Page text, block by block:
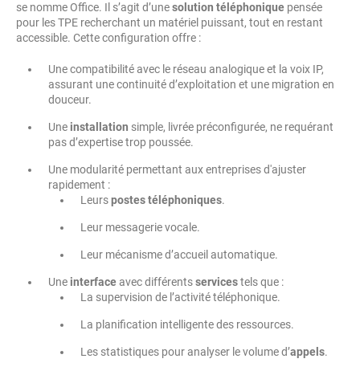
se nomme Office. Il s’agit d’unesolution téléphonique pensée
pour les TPE recherchant un matériel puissant, tout en restant
accessible. Cette configuration offre :
Une compatibilité avec le réseau analogique et la voix IP,
assurant une continuité d’exploitation et une migration en
douceur.
Une installation simple, livrée préconfigurée, ne requérant
pas d’expertise trop poussée.
Une modularité permettant aux entreprises d'ajuster
rapidement :
Leurspostes téléphoniques.
Leur messagerie vocale.
Leur mécanisme d’accueil automatique.
Une interfaceavec différentsservicestels que :
La supervision de l’activité téléphonique.
La planification intelligente des ressources.
Les statistiques pour analyser le volume d’appels.